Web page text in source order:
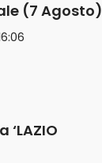
(7 Agosto)
‘LAZIO